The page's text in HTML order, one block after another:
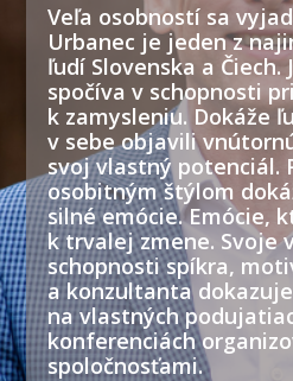
Veľa osobností sa
Urbanec je jeden z
ľudí Slovenska a Čiech.
spočíva v schopnosti
k zamysleniu. Dokáže
v sebe objavili
svoj vlastný potenciál.
osobitným štýlom
silné emócie. Emócie,
k trvalej zmene. Svoje
schopnosti spíkra,
a konzultanta
na vlastných
konferenciách
spoločnosťami.